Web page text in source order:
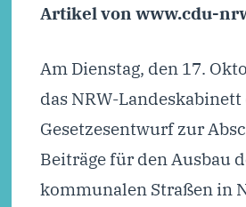
Artikel von www.cdu-
Am Dienstag, den 17.
das NRW-Landeskabinett
Gesetzesentwurf zur
Beiträge für den Ausbau
kommunalen Straßen in